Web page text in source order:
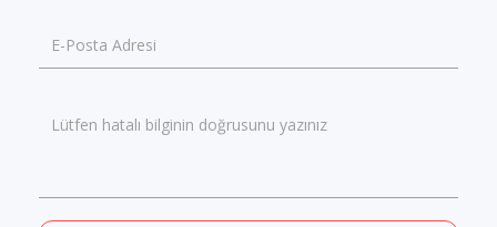
E-Posta Adresi
Lütfen hatalı bilginin doğrusunu yazınız